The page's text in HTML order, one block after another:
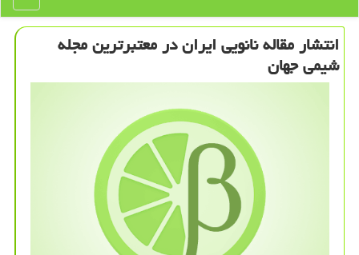
انتشار مقاله نانویی ایران در معتبرترین مجله
شیمی جهان